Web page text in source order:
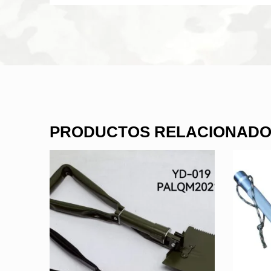
PRODUCTOS